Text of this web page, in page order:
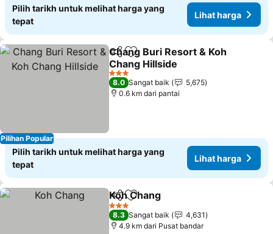
Pilih tarikh untuk melihat harga yang
tepat
Lihat harga
Pilihan Popular
KongsiTambah ke favorit
Chang Buri Resort & Koh
Chang Hillside
Lihat harga
3 Bintang
8.0 Sangat baik
5,675
0.6 km dari pantai
Pilih tarikh untuk melihat harga yang
tepat
Lihat harga
KongsiTambah ke favorit
Koh Chang
3 Bintang
8.3 Sangat baik
4,631
4.9 km dari Pusat bandar